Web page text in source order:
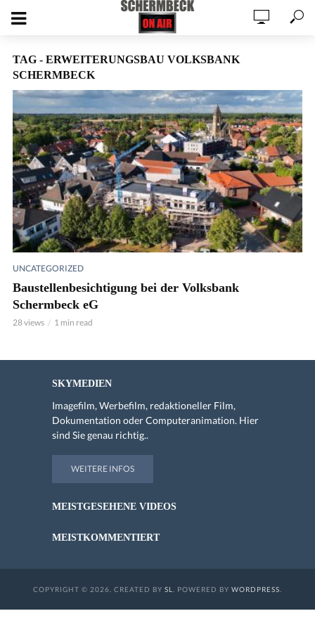
TAG - ERWEITERUNGSBAU VOLKSBANK
SCHERMBECK
UNCATEGORIZED
Baustellenbesichtigung bei der Volksbank
Schermbeck eG
28 views 1 min read
SKYMEDIEN
Imagefilm, Werbefilm, redaktioneller Film,
Dokumentation oder Computeranimation. Hier
sind Sie genau richtig..
WEITERE INFOS
MEISTGESEHENE VIDEOS
MEISTKOMMENTIERT
COPYRIGHT © 2026. CREATED BY SL . POWERED BY WORDPRESS